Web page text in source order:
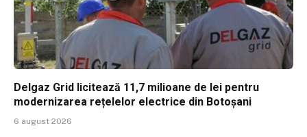
Delgaz Grid licitează 11,7 milioane de lei pentru
modernizarea rețelelor electrice din Botoșani
6 august 2026